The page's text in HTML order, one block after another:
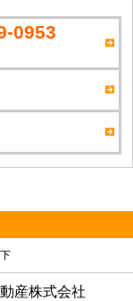
0953
産株式会社